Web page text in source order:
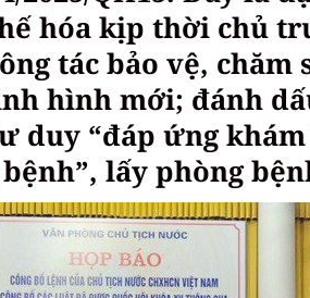
hóa kịp thời chủ
tác bảo vệ, chăm
hình mới; đánh
duy “đáp ứng
lấy phòng